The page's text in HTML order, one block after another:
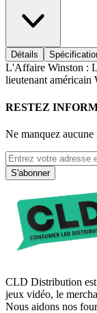
Détails
L'Affaire Winston :
lieutenant américain
RESTEZ
Ne manquez
S'abonner
CLD Distribution est
jeux vidéo, le
Nous aidons nos